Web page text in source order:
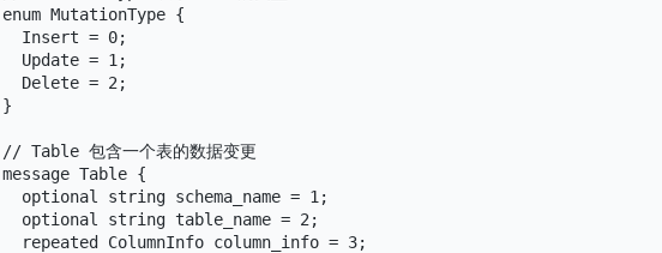
enum MutationType {
  Insert = 0;
  Update = 1;
  Delete = 2;
}
// Table 包含一个表的数据变更
message Table {
  optional string schema_name = 1;
  optional string table_name = 2;
  repeated ColumnInfo column_info = 3;